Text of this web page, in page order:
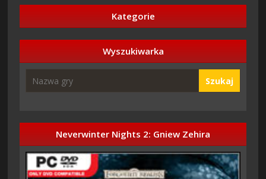
Kategorie
Wyszukiwarka
Szukaj
Neverwinter Nights 2: Gniew Zehira